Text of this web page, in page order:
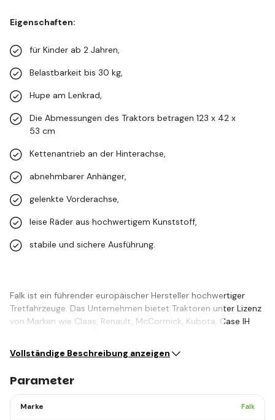
Eigenschaften:
für Kinder ab 2 Jahren,
Belastbarkeit bis 30 kg,
Hupe am Lenkrad,
Die Abmessungen des Traktors betragen 123 x 42 x
53 cm
Kettenantrieb an der Hinterachse,
abnehmbarer Anhänger,
gelenkte Vorderachse,
leise Räder aus hochwertigem Kunststoff,
stabile und sichere Ausführung.
Falk ist ein führender europäischer Hersteller hochwertiger
Tretfahrzeuge. Das Unternehmen bietet Traktoren unter Lizenz
von Marken wie Claas, Renault, McCormick, Kubota, Case IH
Vollständige Beschreibung anzeigen
Parameter
Marke Falk